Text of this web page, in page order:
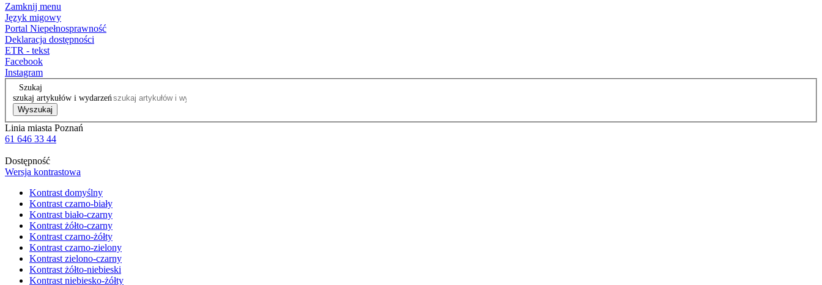
Zamknij menu
Język migowy
Portal Niepełnosprawność
Deklaracja dostępności
ETR - tekst
Facebook
Instagram
Szukaj
szukaj artykułów i wydarzeń
Wyszukaj
Linia miasta Poznań
61 646 33 44
Dostępność
Wersja kontrastowa
Kontrast domyślny
Kontrast czarno-biały
Kontrast biało-czarny
Kontrast żółto-czarny
Kontrast czarno-żółty
Kontrast czarno-zielony
Kontrast zielono-czarny
Kontrast żółto-niebieski
Kontrast niebiesko-żółty